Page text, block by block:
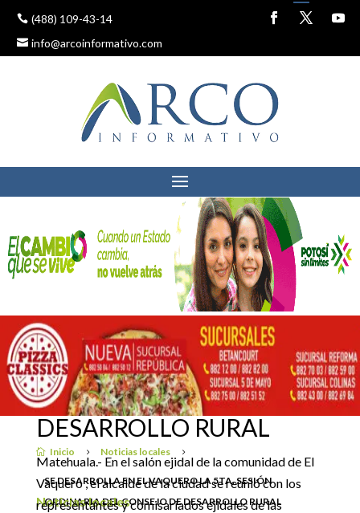
(488) 109-43-14
info@arcoinformativo.com
 Inicio 5 Noticias locales 5
SE DESARROLLA EN EL VAQUERO LA 5TA. SESIÓN
ORDINARIA DEL CONSEJO DE DESARROLLO RURAL
SE DESARROLLA EN EL
VAQUERO LA 5TA.
SESIÓN ORDINARIA DEL
CONSEJO DE
DESARROLLO RURAL
Noticias locales
15 mayo, 2019
Matehuala.- En el salón ejidal de la comunidad de El
Vaquero , el alcalde de la ciudad se reunió con los
representantes y comisariados ejidales de las